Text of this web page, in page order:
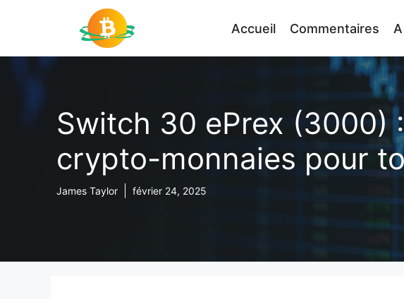
Accueil Commentaires
Switch 30 ePrex (3000)
crypto-monnaies pour
James Taylor février 24, 2025